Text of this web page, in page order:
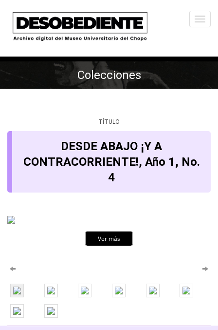
Colecciones
TÍTULO
DESDE ABAJO ¡Y A
CONTRACORRIENTE!, Año 1, No.
4
Ver más